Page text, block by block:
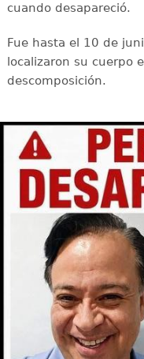
cuando desapareció.
Fue hasta el 10 de
localizaron su cuerpo
descomposición.